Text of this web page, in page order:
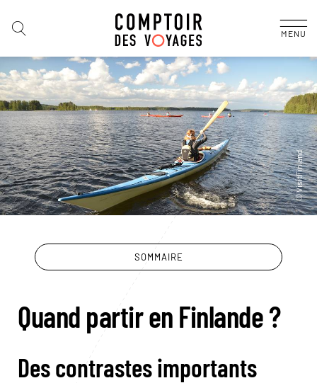
MENU
SOMMAIRE
Quand partir en Finlande ?
Des contrastes importants